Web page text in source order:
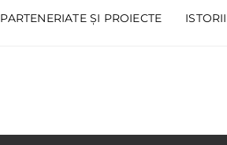
PARTENERIATE ȘI PROIECTE